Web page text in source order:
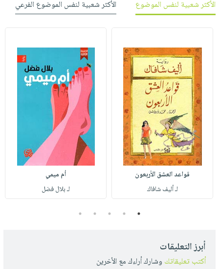
الأكثر شعبية لنفس الموضوع الأكثر شعبية لنفس الموضوع الفرعي
قواعد العشق الأربعون
لـ أليف شافاك
أم ميمي
لـ بلال فضل
1
2
3
4
5
أبرز التعليقات
أكتب تعليقاتك وشارك أراءك مع الأخرين